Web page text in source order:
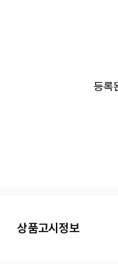
등록
상품고시정보